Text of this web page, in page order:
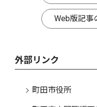
Web版記事
外部リンク
町田市役所